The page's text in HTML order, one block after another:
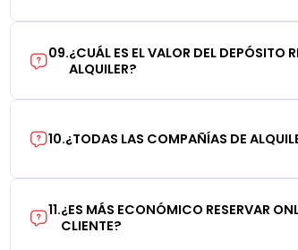
09.¿CUÁL ES EL VALOR DEL DEPÓSITO
ALQUILER?
10.¿TODAS LAS COMPAÑÍAS DE
11.¿ES MÁS ECONÓMICO RESERVAR
CLIENTE?